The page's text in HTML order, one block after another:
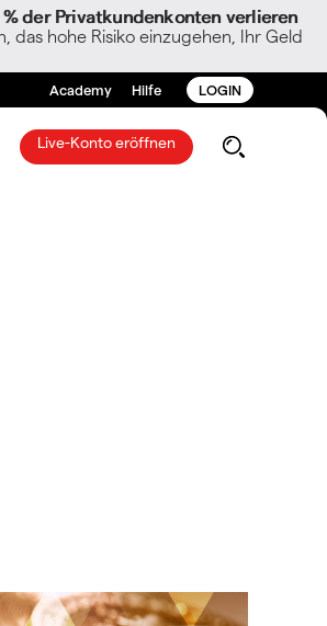
% der Privatkundenkonten verlieren
das hohe Risiko einzugehen, Ihr Geld
Academy Hilfe LOGIN
Live-Konto eröffnen